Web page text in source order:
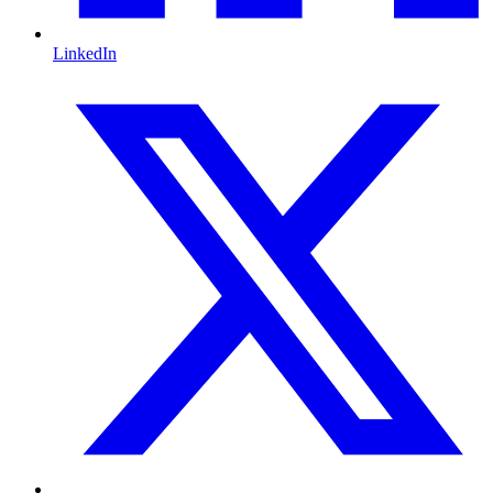
LinkedIn